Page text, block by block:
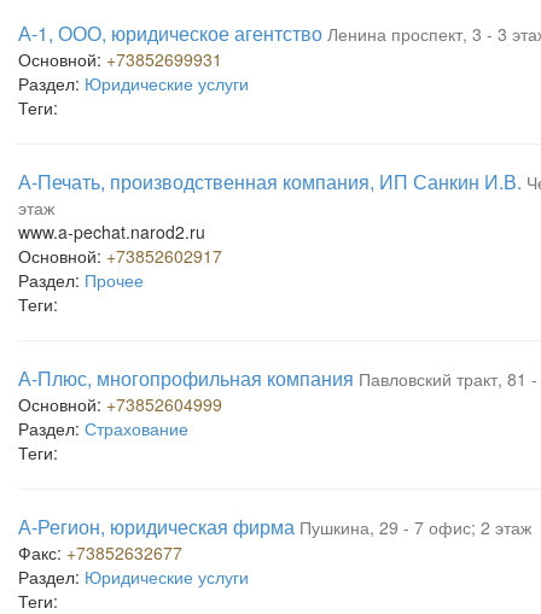
А-1, ООО, юридическое агентство Ленина проспект, 3 - 3
Основной: +73852699931
Раздел: Юридические услуги
Теги:
А-Печать, производственная компания, ИП Санкин И.В.
этаж
www.a-pechat.narod2.ru
Основной: +73852602917
Раздел: Прочее
Теги:
А-Плюс, многопрофильная компания Павловский тракт, 81
Основной: +73852604999
Раздел: Страхование
Теги:
А-Регион, юридическая фирма Пушкина, 29 - 7 офис; 2 этаж
Факс: +73852632677
Раздел: Юридические услуги
Теги: